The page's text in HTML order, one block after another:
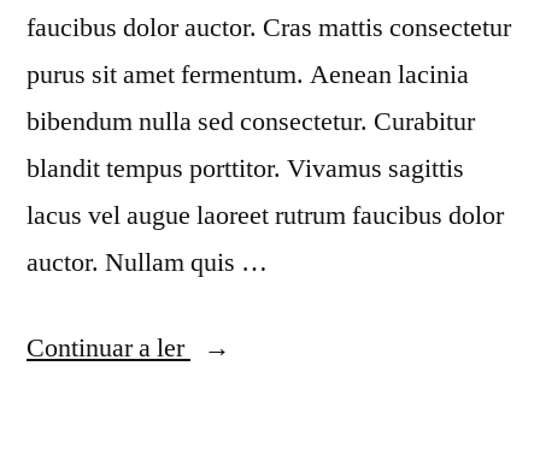
faucibus dolor auctor. Cras mattis consectetur
purus sit amet fermentum. Aenean lacinia
bibendum nulla sed consectetur. Curabitur
blandit tempus porttitor. Vivamus sagittis
lacus vel augue laoreet rutrum faucibus dolor
auctor. Nullam quis …
Continuar a ler
“Ligula